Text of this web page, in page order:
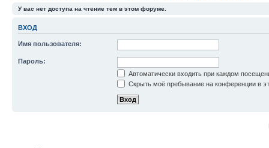
У вас нет доступа на чтение тем в этом форуме.
ВХОД
Имя пользователя:
Пароль:
Автоматически входить при каждом
Скрыть моё пребывание на конференции в